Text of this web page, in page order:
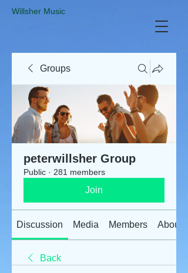
​Willsher Music
Groups
peterwillsher Group
Public · 281 members
Join
Discussion Media Members About
Back